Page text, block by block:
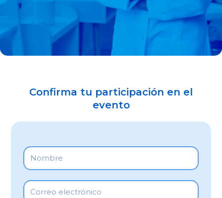
Confirma tu participación en el
evento